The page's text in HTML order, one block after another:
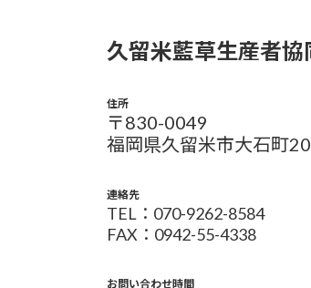
久留米藍草生産者協
住所
〒830-0049
福岡県久留米市大石町
連絡先
TEL：070-9262-8584
FAX：0942-55-4338
お問い合わせ時間